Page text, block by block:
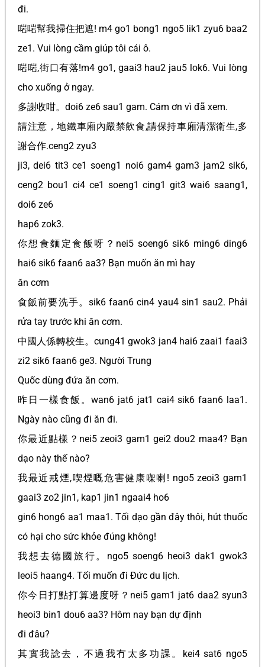
đi.
啱啱幫我掃住把遮! m4 go1 bong1 ngo5 lik1 zyu6 baa2
ze1. Vui lòng cầm giúp tôi cái ô.
啱啱,街口有落!m4 go1, gaai3 hau2 jau5 lok6. Vui lòng
cho xuống ở ngay.
多謝收咁。doi6 ze6 sau1 gam. Cám ơn vì đã xem.
請注意，地鐵車廂內嚴禁飲食,請保持車廂清潔衛生,多
謝合作.ceng2 zyu3
ji3, dei6 tit3 ce1 soeng1 noi6 gam4 gam3 jam2 sik6,
ceng2 bou1 ci4 ce1 soeng1 cing1 git3 wai6 saang1,
doi6 ze6
hap6 zok3.
你想食麵定食飯呀？nei5 soeng6 sik6 ming6 ding6
hai6 sik6 faan6 aa3? Bạn muốn ăn mì hay
ăn cơm
食飯前要洗手。sik6 faan6 cin4 yau4 sin1 sau2. Phải
rửa tay trước khi ăn cơm.
中國人係轉校生。cung41 gwok3 jan4 hai6 zaai1 faai3
zi2 sik6 faan6 ge3. Người Trung
Quốc dùng đứa ăn cơm.
昨日一樣食飯。wan6 jat6 jat1 cai4 sik6 faan6 laa1.
Ngày nào cũng đi ăn đi.
你最近點樣？nei5 zeoi3 gam1 gei2 dou2 maa4? Bạn
dạo này thế nào?
我最近戒煙,喫煙嘅危害健康㗎喇! ngo5 zeoi3 gam1
gaai3 zo2 jin1, kap1 jin1 ngaai4 ho6
gin6 hong6 aa1 maa1. Tối dạo gần đây thôi, hút thuốc
có hại cho sức khỏe đúng không!
我想去德國旅行。ngo5 soeng6 heoi3 dak1 gwok3
leoi5 haang4. Tối muốn đi Đức du lịch.
你今日打點打算邊度呀？nei5 gam1 jat6 daa2 syun3
heoi3 bin1 dou6 aa3? Hôm nay bạn dự định
đi đâu?
其實我諗去，不過我冇太多功課。kei4 sat6 ngo5